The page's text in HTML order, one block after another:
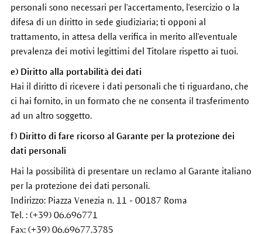
personali sono necessari per l'accertamento, l'esercizio o la
difesa di un diritto in sede giudiziaria; ti opponi al
trattamento, in attesa della verifica in merito all'eventuale
prevalenza dei motivi legittimi del Titolare rispetto ai tuoi.
e) Diritto alla portabilità dei dati
Hai il diritto di ricevere i dati personali che ti riguardano, che
ci hai fornito, in un formato che ne consenta il trasferimento
ad un altro soggetto.
f) Diritto di fare ricorso al Garante per la protezione dei
dati personali
Hai la possibilità di presentare un reclamo al Garante italiano
per la protezione dei dati personali.
Indirizzo: Piazza Venezia n. 11 - 00187 Roma
Tel. : (+39) 06.696771
Fax: (+39) 06.69677.3785